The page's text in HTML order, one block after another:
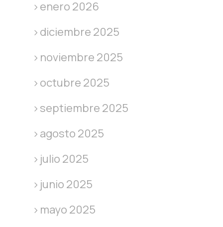
enero 2026
diciembre 2025
noviembre 2025
octubre 2025
septiembre 2025
agosto 2025
julio 2025
junio 2025
mayo 2025